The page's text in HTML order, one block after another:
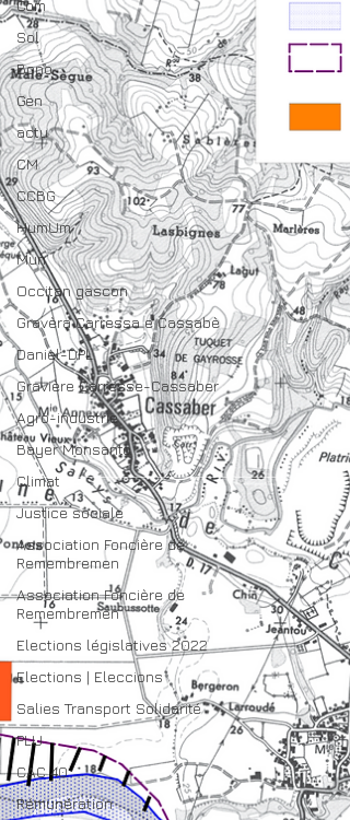
Com
Sol
Bono
Gen
actu
CM
CCBG
HumUm
Mun
Occitan gascon
Gravèra Carressa e Cassabè
Daniel-DPL
Gravière Carresse-Cassaber
Agro-industrie
Bayer Monsanto
Climat
Justice sociale
Association Foncière de
Remembremen
Association Foncière de
Remembremen
Elections législatives 2022
Elections | Eleccions
Salies Transport Solidarité
PLU
CAC 40
Rémunération